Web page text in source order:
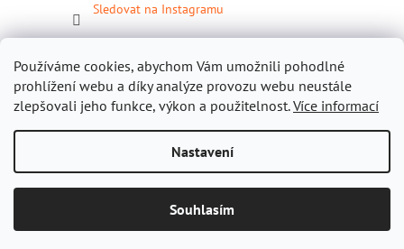
Používáme cookies, abychom Vám umožnili pohodlné
prohlížení webu a díky analýze provozu webu neustále
zlepšovali jeho funkce, výkon a použitelnost.Více informací
Nastavení
Souhlasím
Sledovat na Instagramu
Facebook
Vytvořil Shoptet
Gastropomůcky.cz. Všechna práva vyhrazena.